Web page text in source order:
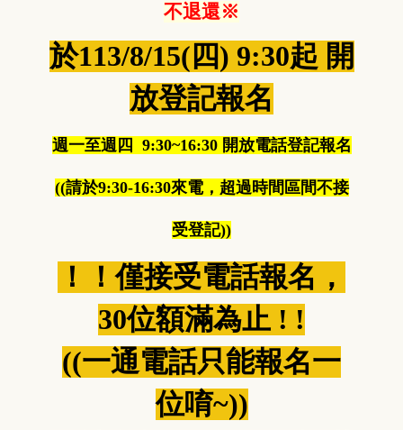
不退還※
於113/8/15(四) 9:30起 開
放登記報名
週一至週四 9:30~16:30 開放電話登記報名
((請於9:30-16:30來電，超過時間區間不接
受登記))
！！僅接受電話報名，
30位額滿為止 ! !
((一通電話只能報名一
位唷~))